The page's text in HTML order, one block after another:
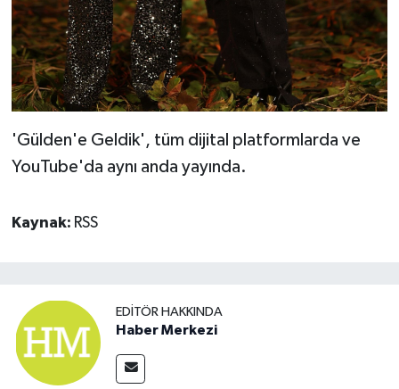
'Gülden'e Geldik', tüm dijital platformlarda ve
YouTube'da aynı anda yayında.
Kaynak: RSS
EDITÖR HAKKINDA
Haber Merkezi